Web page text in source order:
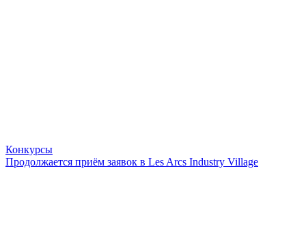
Конкурсы
Продолжается приём заявок в Les Arcs Industry Village